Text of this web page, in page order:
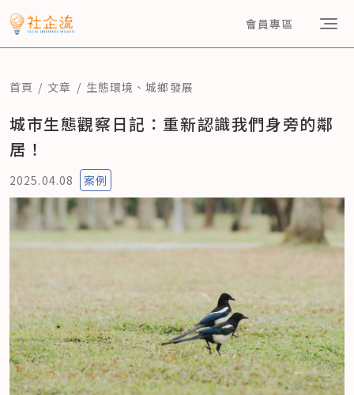
會員專區
首頁 文章 生態環境 、城鄉發展
城市生態觀察日記：重新認識我們身旁的鄰
居！
2025.04.08 案例